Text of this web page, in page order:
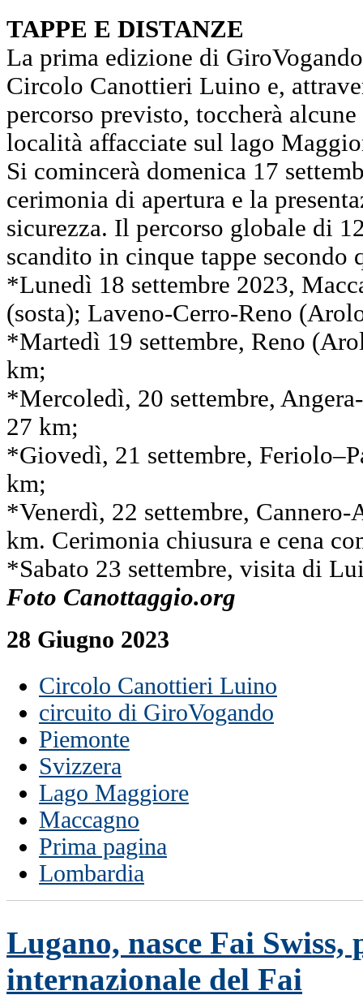
TAPPE E DISTANZE
La prima edizione di
Circolo Canottieri Luino e,
percorso previsto, toccherà
località affacciate sul lago
Si comincerà domenica 17
cerimonia di apertura e la
sicurezza. Il percorso globale di
scandito in cinque tappe secondo
*Lunedì 18 settembre 2023,
(sosta); Laveno-Cerro-Reno
*Martedì 19 settembre, Reno
km;
*Mercoledì, 20 settembre,
27 km;
*Giovedì, 21 settembre,
km;
*Venerdì, 22 settembre, Cannero-
km. Cerimonia chiusura e cena
*Sabato 23 settembre, visita di
Foto Canottaggio.org
28 Giugno 2023
Circolo Canottieri Luino
circuito di GiroVogando
Piemonte
Svizzera
Lago Maggiore
Maccagno
Prima pagina
Lombardia
Lugano, nasce Fai Swiss,
internazionale del Fai